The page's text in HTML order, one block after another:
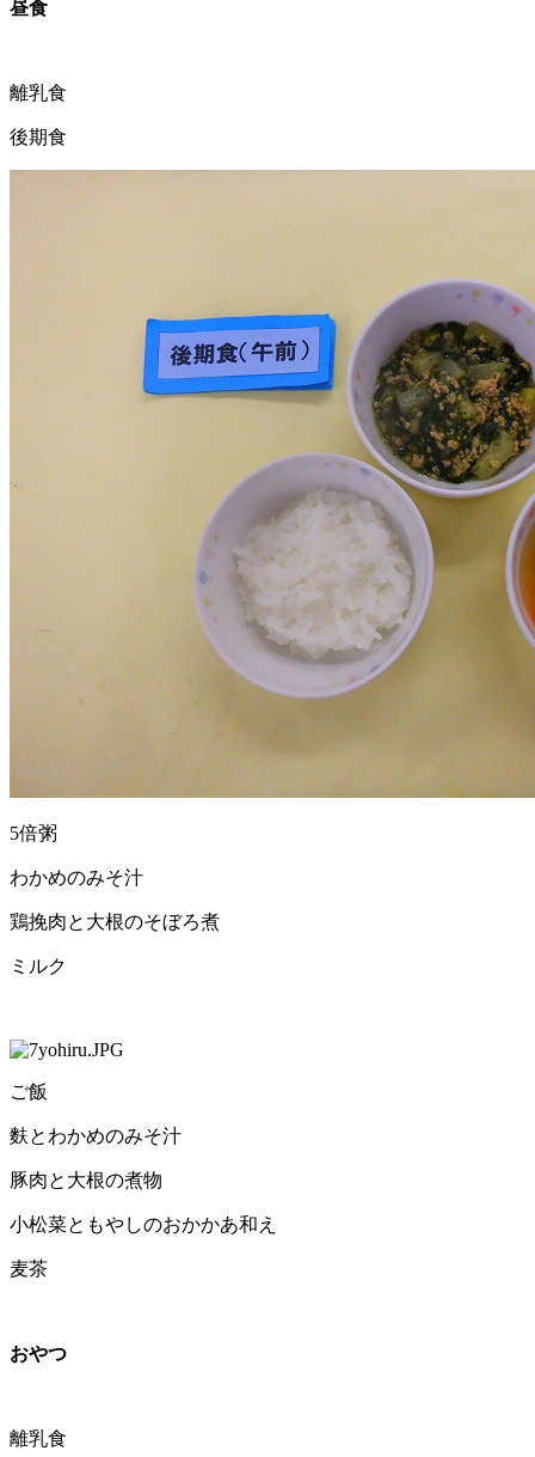
昼食
離乳食
後期食
5倍粥
わかめのみそ汁
鶏挽肉と大根のそぼろ煮
ミルク
ご飯
麩とわかめのみそ汁
豚肉と大根の煮物
小松菜ともやしのおかかあ和え
麦茶
おやつ
離乳食